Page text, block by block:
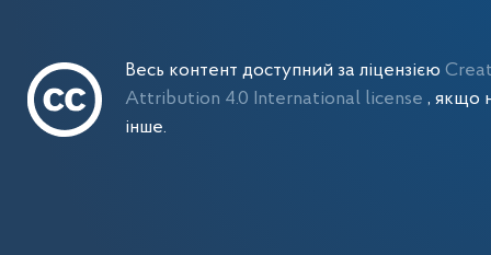
Весь контент доступний за ліцензією
Attribution 4.0 International license, якщо
інше.